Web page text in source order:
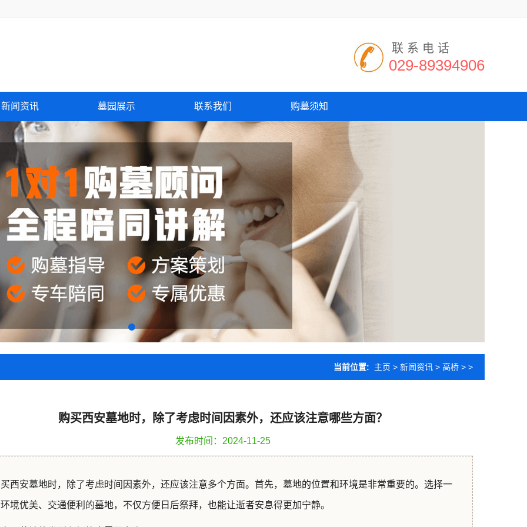
联系电话
029-89394906
新闻资讯 墓园展示 联系我们 购墓须知
当前位置: 主页 > 新闻资讯 > 高桥 > >
购买西安墓地时，除了考虑时间因素外，还应该注意哪些方面？
发布时间：2024-11-25
西安墓地时，除了考虑时间因素外，还应该注意多个方面。首先，墓地的位置和环境是非常重要的。选择一
境优美、交通便利的墓地，不仅方便日后祭拜，也能让逝者安息得更加宁静。